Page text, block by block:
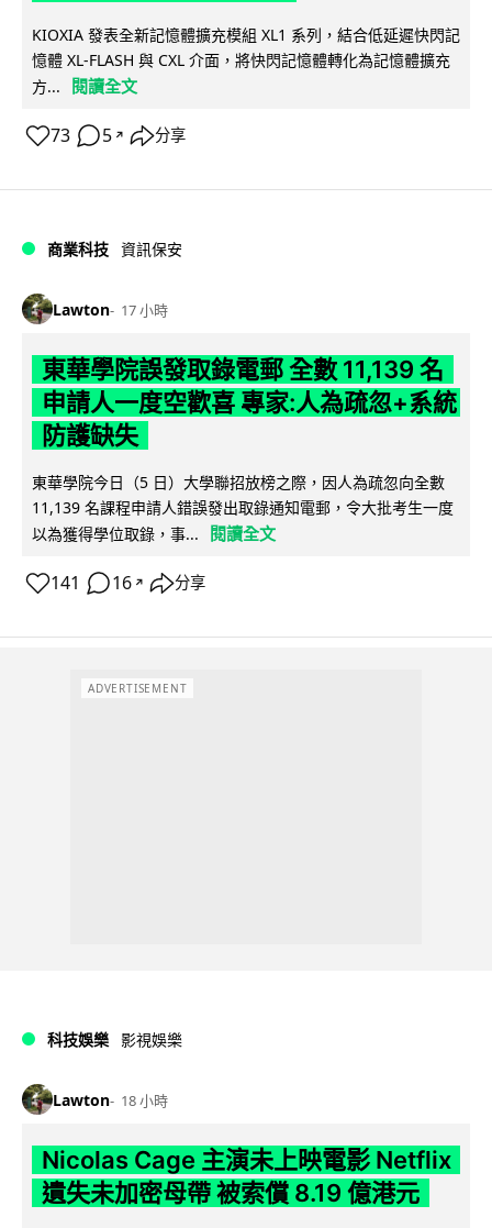
KIOXIA 發表全新記憶體擴充模組 XL1 系列，結合低延遲快閃記
憶體 XL-FLASH 與 CXL 介面，將快閃記憶體轉化為記憶體擴充
方...
閱讀全文
73 5 ↗ 分享
商業科技 資訊保安
Lawton 17 小時
東華學院誤發取錄電郵 全數 11,139 名
申請人一度空歡喜 專家:人為疏忽+系統
防護缺失
東華學院今日（5 日）大學聯招放榜之際，因人為疏忽向全數
11,139 名課程申請人錯誤發出取錄通知電郵，令大批考生一度
以為獲得學位取錄，事...
閱讀全文
141 16 ↗ 分享
ADVERTISEMENT
科技娛樂 影視娛樂
Lawton 18 小時
Nicolas Cage 主演未上映電影 Netflix
遺失未加密母帶 被索償 8.19 億港元